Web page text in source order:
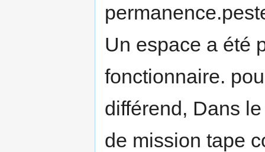
Un espace a été
fonctionnaire.
différend, Dans
de mission tape